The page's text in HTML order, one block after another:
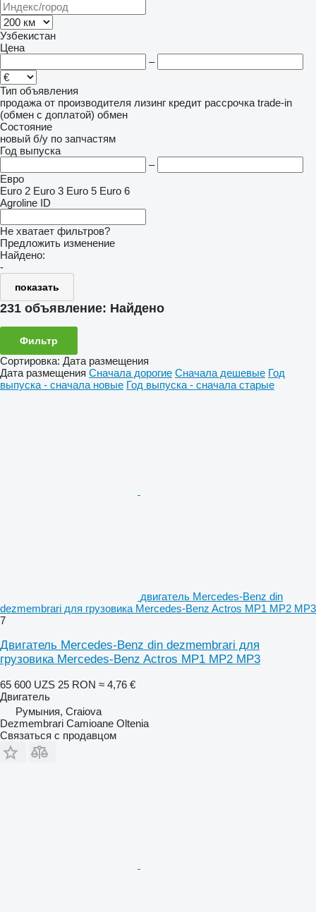
Узбекистан
Цена
–
Тип объявления
продажа от производителя лизинг кредит рассрочка trade-in
(обмен с доплатой) обмен
Состояние
новый б/у по запчастям
Год выпуска
–
Евро
Euro 2 Euro 3 Euro 5 Euro 6
Agroline ID
Не хватает фильтров?
Предложить изменение
Найдено:
-
показать
231 объявление: Найдено
Фильтр
Сортировка: Дата размещения
Дата размещения Сначала дорогие Сначала дешевые Год
выпуска - сначала новые Год выпуска - сначала старые
двигатель Mercedes-Benz din
dezmembrari для грузовика Mercedes-Benz Actros MP1 MP2 MP3
7
Двигатель Mercedes-Benz din dezmembrari для
грузовика Mercedes-Benz Actros MP1 MP2 MP3
65 600 UZS 25 RON ≈ 4,76 €
Двигатель
Румыния, Craiova
Dezmembrari Camioane Oltenia
Связаться с продавцом